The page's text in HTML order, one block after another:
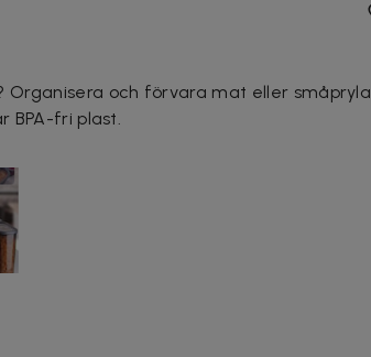
Organisera och förvara mat eller
BPA-fri plast.